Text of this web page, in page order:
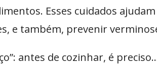
Esses cuidados
e também, prevenir
antes de cozinhar, é